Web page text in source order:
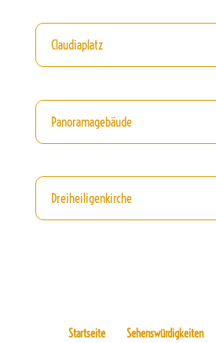
Claudiaplatz
Panoramagebäude
Dreiheiligenkirche
Startseite Sehenswürdigkeiten